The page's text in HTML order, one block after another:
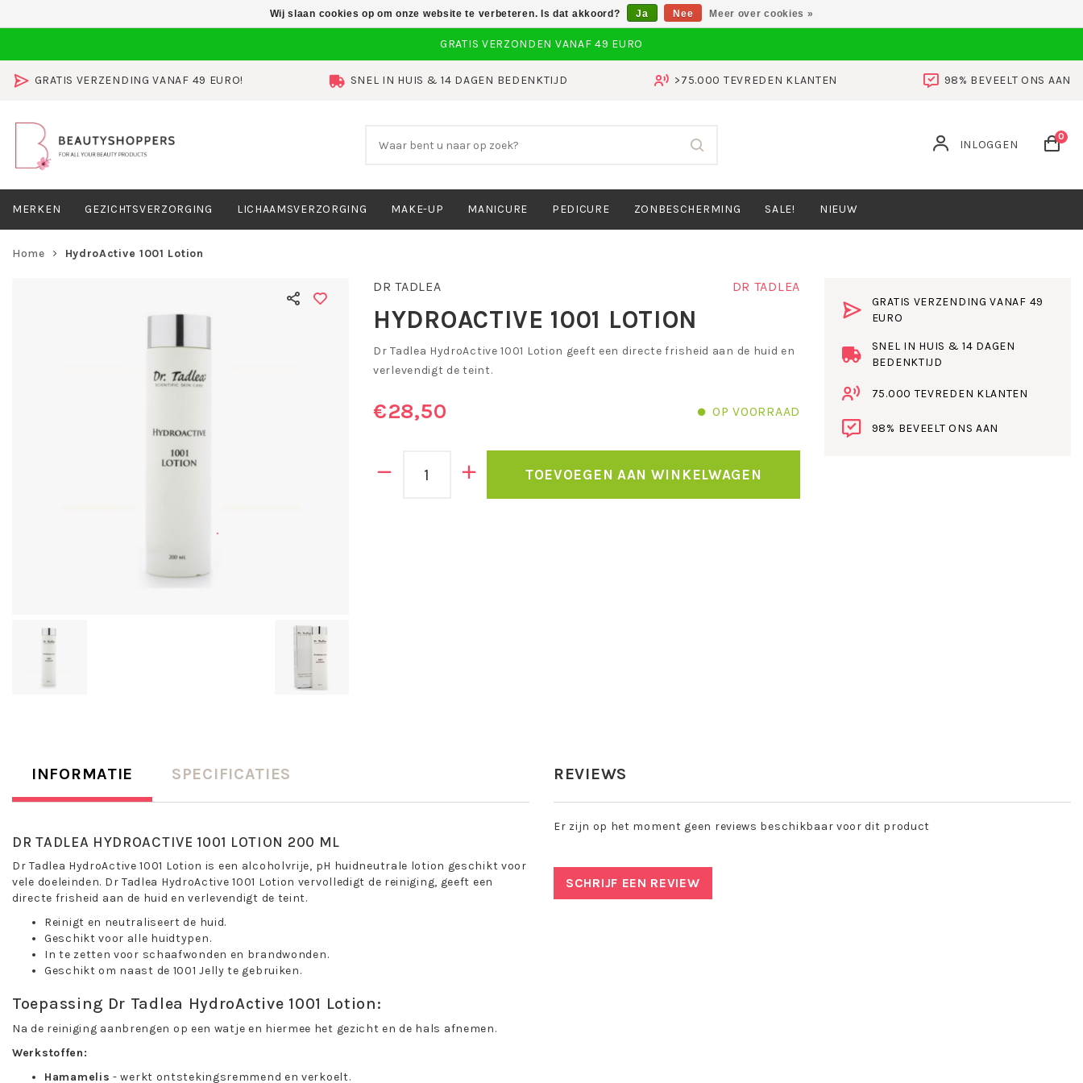
GRATIS VERZENDING VANAF 49 EURO! SNEL IN HUIS & 14 DAGEN BEDENKTIJD >75.000 TEVREDEN KLANTEN 98% BEVEELT ONS AAN
INLOGGEN
0
MERKEN GEZICHTSVERZORGING LICHAAMSVERZORGING MAKE-UP MANICURE PEDICURE ZONBESCHERMING SALE! NIEUW
Home HydroActive 1001 Lotion
DR TADLEA DR TADLEA
HYDROACTIVE 1001 LOTION
Dr Tadlea HydroActive 1001 Lotion geeft een directe frisheid aan de huid en
verlevendigt de teint.
€28,50 OP VOORRAAD
TOEVOEGEN AAN WINKELWAGEN
GRATIS VERZENDING VANAF 49
EURO
SNEL IN HUIS & 14 DAGEN
BEDENKTIJD
75.000 TEVREDEN KLANTEN
98% BEVEELT ONS AAN
INFORMATIE SPECIFICATIES
DR TADLEA HYDROACTIVE 1001 LOTION 200 ML
Dr Tadlea HydroActive 1001 Lotion is een alcoholvrije, pH huidneutrale lotion geschikt voor
vele doeleinden. Dr Tadlea HydroActive 1001 Lotion vervolledigt de reiniging, geeft een
directe frisheid aan de huid en verlevendigt de teint.
Reinigt en neutraliseert de huid.
Geschikt voor alle huidtypen.
In te zetten voor schaafwonden en brandwonden.
Geschikt om naast de 1001 Jelly te gebruiken.
Toepassing Dr Tadlea HydroActive 1001 Lotion:
Na de reiniging aanbrengen op een watje en hiermee het gezicht en de hals afnemen.
Werkstoffen:
Hamamelis - werkt ontstekingsremmend en verkoelt.
REVIEWS
Er zijn op het moment geen reviews beschikbaar voor dit product
SCHRIJF EEN REVIEW
Wij slaan cookies op om onze website te verbeteren. Is dat akkoord? Ja Nee Meer over cookies »